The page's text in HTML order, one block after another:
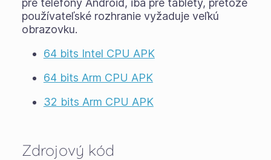
pre telefóny Android, iba pre tablety, pretože
používateľské rozhranie vyžaduje veľkú
obrazovku.
64 bits Intel CPU APK
64 bits Arm CPU APK
32 bits Arm CPU APK
Zdrojový kód